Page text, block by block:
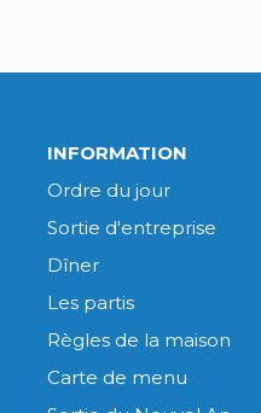
INFORMATION
Ordre du jour
Sortie d'entreprise
Dîner
Les partis
Règles de la maison
Carte de menu